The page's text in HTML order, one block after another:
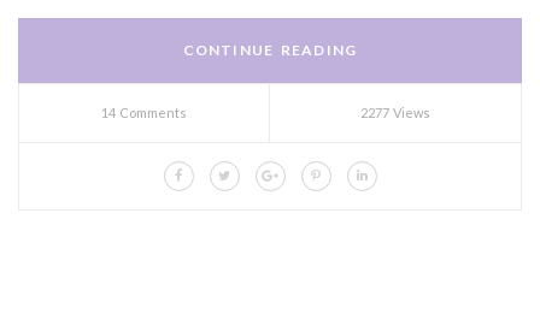
CONTINUE READING
14 Comments 2277 Views